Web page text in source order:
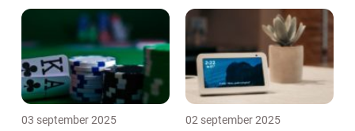
03 september 2025 02 september 2025